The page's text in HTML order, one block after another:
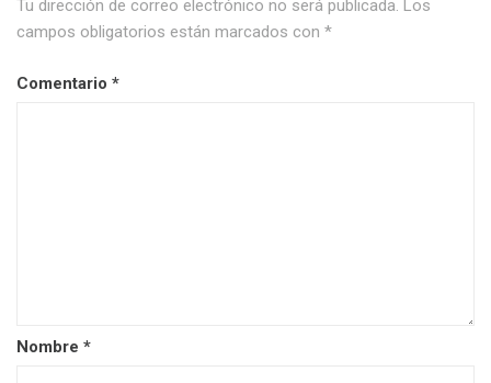
Tu dirección de correo electrónico no será publicada. Los
campos obligatorios están marcados con *
Comentario *
Nombre *